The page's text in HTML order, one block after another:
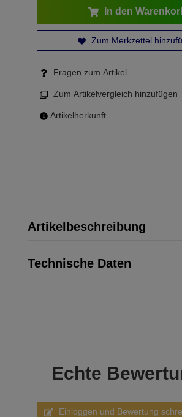
In den
Zum Merkzettel
Fragen zum Artikel
Zum Artikelvergleich hinzufügen
Artikelherkunft
Artikelbeschreibung
Technische Daten
Echte
Einloggen und Bewertung